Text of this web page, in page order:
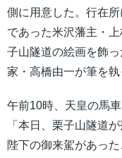
側に用意した。行在
であった米沢藩主・
子山隧道の絵画を飾
家・高橋由一が筆を執
午前10時、天皇の馬
「本日、栗子山隧道
陛下の御来駕があっ